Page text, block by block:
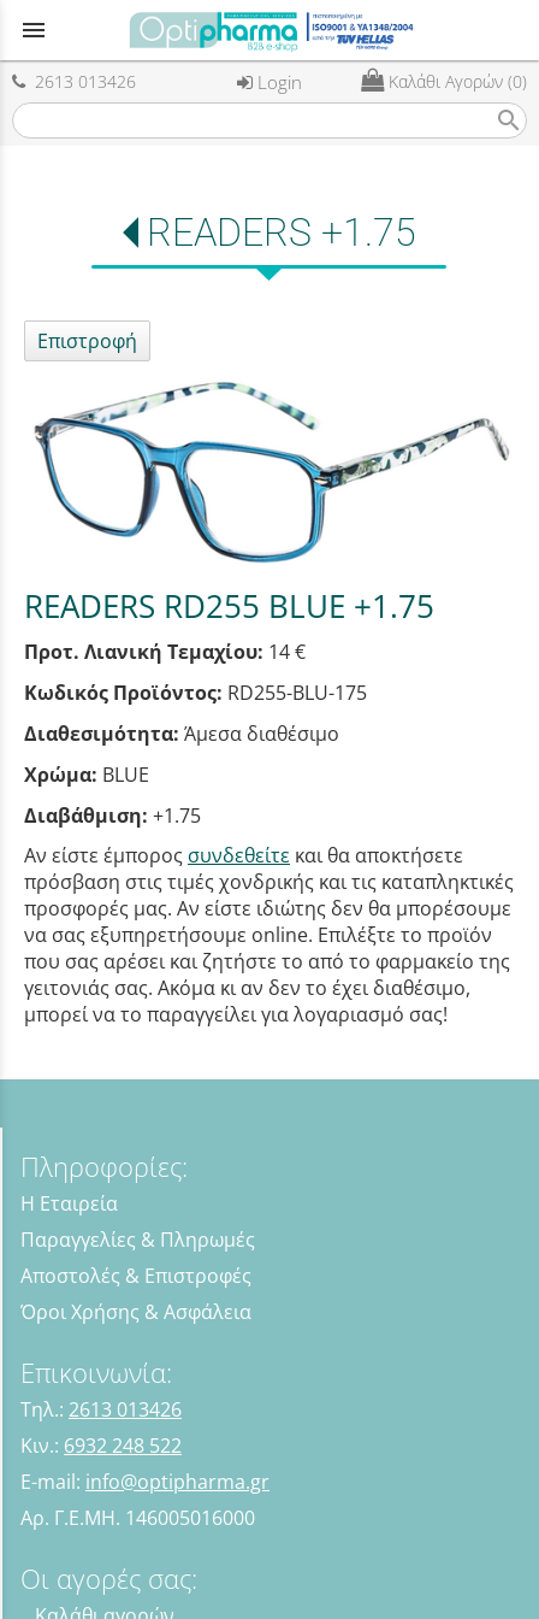
menu
2613 013426 Login Καλάθι Αγορών (0)
search
READERS +1.75
Επιστροφή
READERS RD255 BLUE +1.75
Προτ. Λιανική Τεμαχίου: 14 €
Κωδικός Προϊόντος: RD255-BLU-175
Διαθεσιμότητα: Άμεσα διαθέσιμο
Χρώμα: BLUE
Διαβάθμιση: +1.75
Αν είστε έμπορος συνδεθείτε και θα αποκτήσετε
πρόσβαση στις τιμές χονδρικής και τις καταπληκτικές
προσφορές μας. Αν είστε ιδιώτης δεν θα μπορέσουμε
να σας εξυπηρετήσουμε online. Επιλέξτε το προϊόν
που σας αρέσει και ζητήστε το από το φαρμακείο της
γειτονιάς σας. Ακόμα κι αν δεν το έχει διαθέσιμο,
μπορεί να το παραγγείλει για λογαριασμό σας!
Πληροφορίες:
Η Εταιρεία
Παραγγελίες & Πληρωμές
Αποστολές & Επιστροφές
Όροι Χρήσης & Ασφάλεια
Επικοινωνία:
Τηλ.: 2613 013426
Κιν.: 6932 248 522
E-mail: info@optipharma.gr
Αρ. Γ.Ε.ΜΗ. 146005016000
Οι αγορές σας: